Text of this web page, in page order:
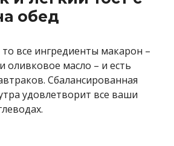
обед
то все ингредиенты макарон –
оливковое масло – и есть
Сбалансированная
удовлетворит все ваши